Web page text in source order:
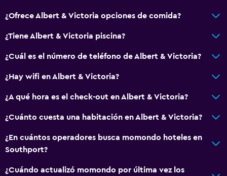
¿Ofrece Albert & Victoria opciones de comida?
¿Tiene Albert & Victoria piscina?
¿Cuál es el número de teléfono de Albert & Victoria?
¿Hay wifi en Albert & Victoria?
¿A qué hora es el check-out en Albert & Victoria?
¿Cuánto cuesta una habitación en Albert & Victoria?
¿En cuántos operadores busca momondo hoteles en
Southport?
¿Cuándo actualizó momondo por última vez los